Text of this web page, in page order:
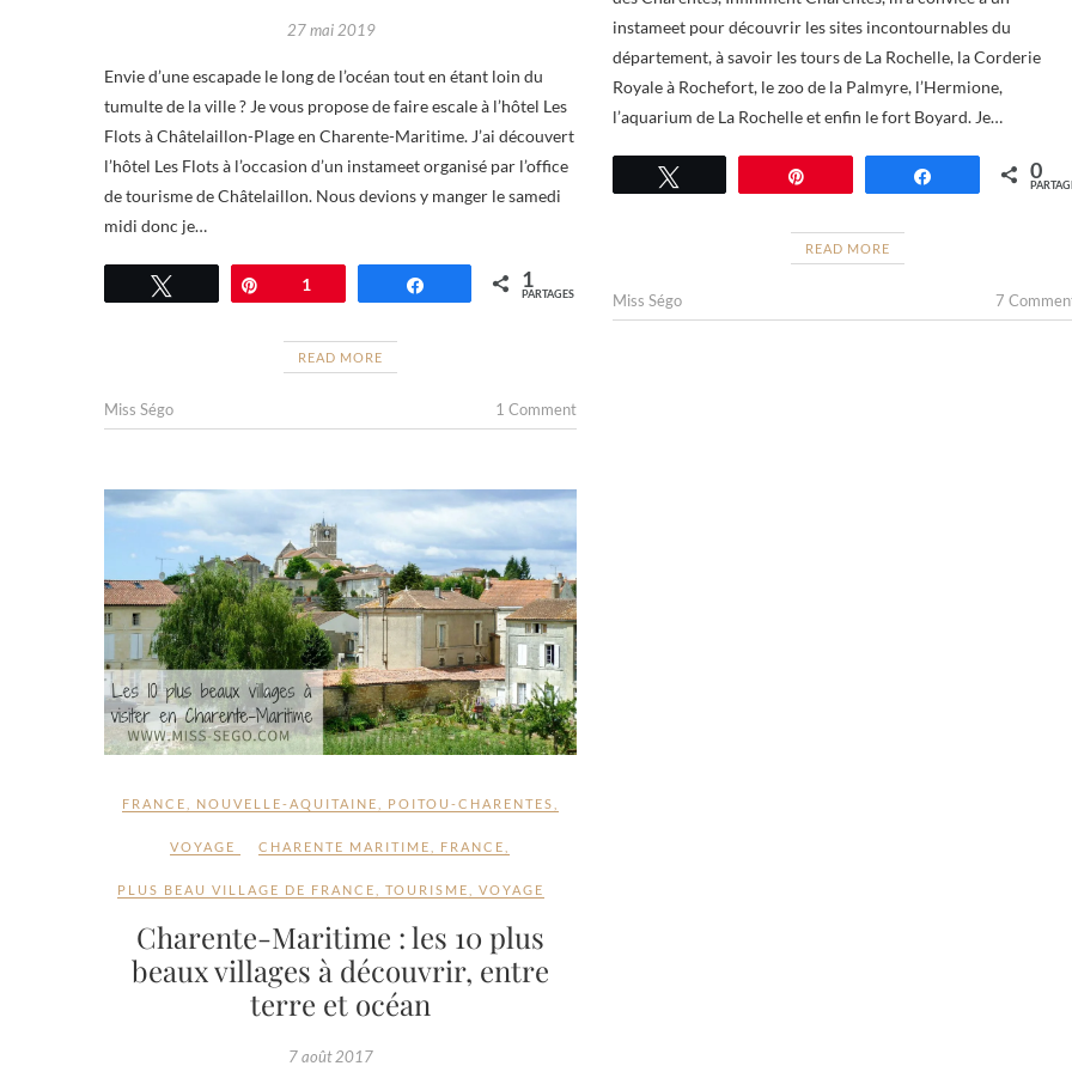
27 mai 2019
Envie d’une escapade le long de l’océan tout en étant loin du
tumulte de la ville ? Je vous propose de faire escale à l’hôtel Les
Flots à Châtelaillon-Plage en Charente-Maritime. J’ai découvert
l’hôtel Les Flots à l’occasion d’un instameet organisé par l’office
de tourisme de Châtelaillon. Nous devions y manger le samedi
midi donc je…
Tweetez Épingle
1 Partagez 1
PARTAGES
READ MORE
Miss Ségo 1 Comment
instameet pour découvrir les sites incontournables du
département, à savoir les tours de La Rochelle, la Corderie
Royale à Rochefort, le zoo de la Palmyre, l’Hermione,
l’aquarium de La Rochelle et enfin le fort Boyard. Je…
Partagez 0
READ MORE
Miss Ségo 7
FRANCE NOUVELLE-AQUITAINE POITOU-CHARENTES
VOYAGE CHARENTE MARITIME FRANCE
PLUS BEAU VILLAGE DE FRANCE ,TOURISME ,VOYAGE
Charente-Maritime : les 10 plus
beaux villages à découvrir, entre
terre et océan
7 août 2017